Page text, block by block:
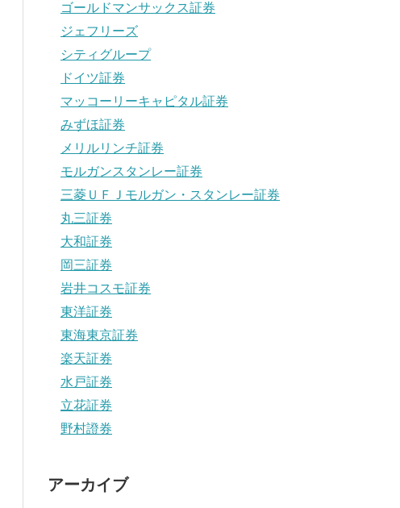
ゴールドマンサックス証券
ジェフリーズ
シティグループ
ドイツ証券
マッコーリーキャピタル証券
みずほ証券
メリルリンチ証券
モルガンスタンレー証券
三菱ＵＦＪモルガン・スタンレー証券
丸三証券
大和証券
岡三証券
岩井コスモ証券
東洋証券
東海東京証券
楽天証券
水戸証券
立花証券
野村證券
アーカイブ